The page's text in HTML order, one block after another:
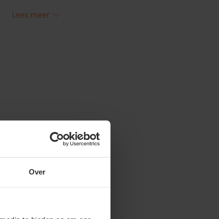
Over
gaat.
over Fragaria 'Ostara':
is een plant die goed winterhard is
Lees meer